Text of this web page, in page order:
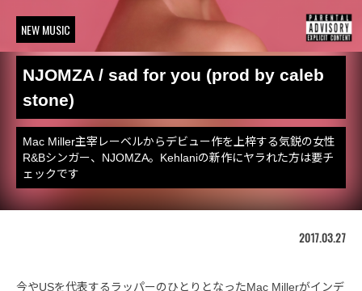
NEW MUSIC
NJOMZA / sad for you (prod by caleb
stone)
Mac Miller主宰レーベルからデビュー作を上梓する気鋭の女性
R&Bシンガー、NJOMZA。Kehlaniの新作にヤラれた方は要チ
ェックです
2017.03.27
今やUSを代表するラッパーのひとりとなったMac Millerがインデ